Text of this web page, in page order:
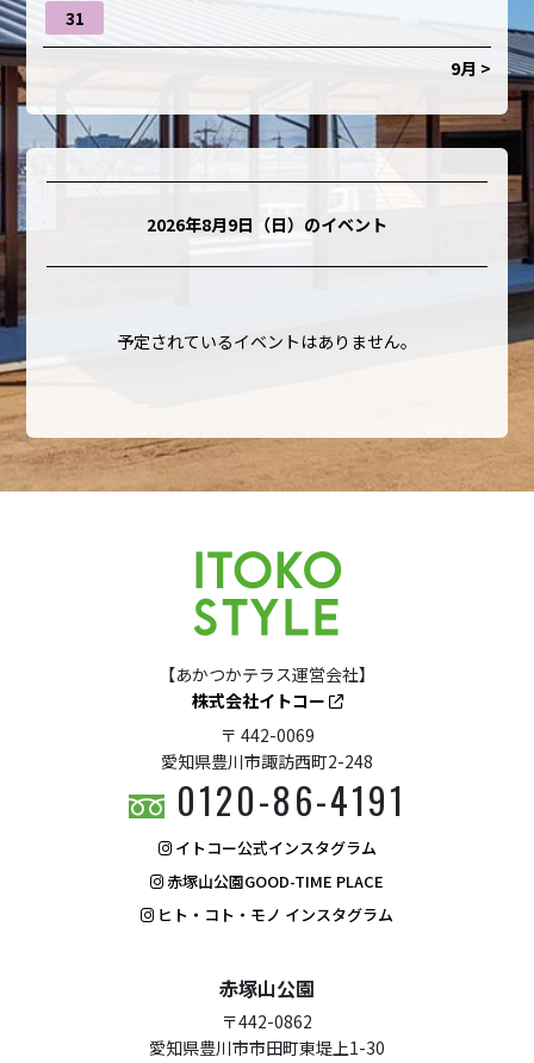
31
9月 >
2026年8月9日（日） のイベント
予定されているイベントはありません。
【あかつかテラス運営会社】
株式会社イトコー
〒 442-0069
愛知県豊川市諏訪西町2-248
0120-86-4191
イトコー公式インスタグラム
赤塚山公園GOOD-TIME PLACE
ヒト・コト・モノ インスタグラム
赤塚山公園
〒442-0862
愛知県豊川市市田町東堤上1-30